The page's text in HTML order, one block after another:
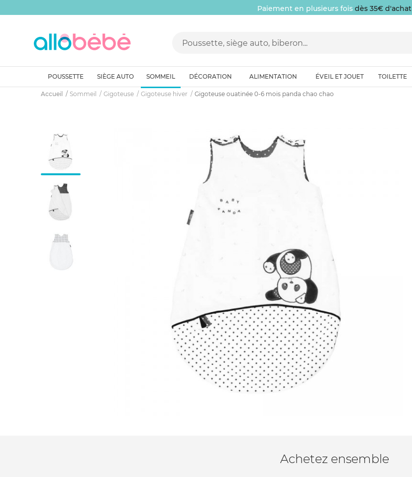
Paiement en plusieurs fois dès 35€ d'achat
POUSSETTE SIÈGE AUTO SOMMEIL DÉCORATION ALIMENTATION ÉVEIL ET JOUET TOILETTE
Accueil Sommeil Gigoteuse Gigoteuse hiver Gigoteuse ouatinée 0-6 mois panda chao chao
Achetez ensemble